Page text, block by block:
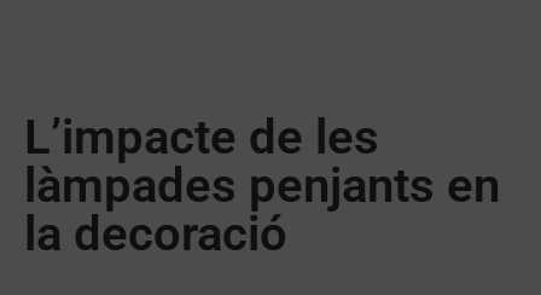
L’impacte de les
làmpades penjants en
la decoració